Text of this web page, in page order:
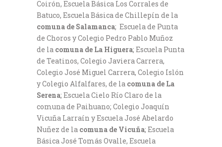
Coirón, Escuela Básica Los Corrales de
Batuco, Escuela Básica de Chillepín de la
comuna de Salamanca; Escuela de Punta
de Choros y Colegio Pedro Pablo Muñoz
de la comuna de La Higuera; Escuela Punta
de Teatinos, Colegio Javiera Carrera,
Colegio José Miguel Carrera, Colegio Islón
y Colegio Alfalfares, de la comuna de La
Serena; Escuela Cielo Río Claro de la
comuna de Paihuano; Colegio Joaquín
Vicuña Larraín y Escuela José Abelardo
Nuñez de la comuna de Vicuña; Escuela
Básica José Tomás Ovalle, Escuela